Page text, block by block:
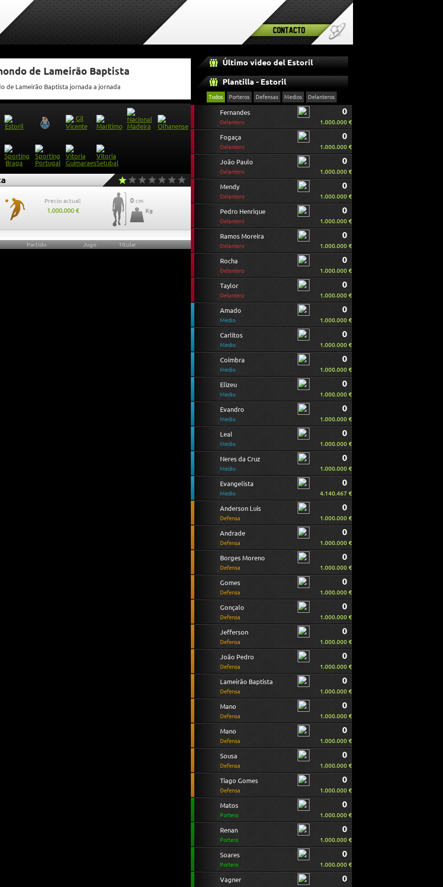
Contacto
de Lameirão Baptista
de Lameirão Baptista jornada a jornada
Precio actual:
1.000.000 €
0 cm
Kg
Partido Jugó Titular
Último video del Estoril
Plantilla - Estoril
Todos Porteros Defensas Medios Delanteros
Fernandes
Delantero
0
1.000.000 €
Fogaça
Delantero
0
1.000.000 €
João Paulo
Delantero
0
1.000.000 €
Mendy
Delantero
0
1.000.000 €
Pedro Henrique
Delantero
0
1.000.000 €
Ramos Moreira
Delantero
0
1.000.000 €
Rocha
Delantero
0
1.000.000 €
Taylor
Delantero
0
1.000.000 €
Amado
Medio
0
1.000.000 €
Carlitos
Medio
0
1.000.000 €
Coimbra
Medio
0
1.000.000 €
Elizeu
Medio
0
1.000.000 €
Evandro
Medio
0
1.000.000 €
Leal
Medio
0
1.000.000 €
Neres da Cruz
Medio
0
1.000.000 €
Evangelista
Medio
0
4.140.467 €
Anderson Luis
Defensa
0
1.000.000 €
Andrade
Defensa
0
1.000.000 €
Borges Moreno
Defensa
0
1.000.000 €
Gomes
Defensa
0
1.000.000 €
Gonçalo
Defensa
0
1.000.000 €
Jefferson
Defensa
0
1.000.000 €
João Pedro
Defensa
0
1.000.000 €
Lameirão Baptista
Defensa
0
1.000.000 €
Mano
Defensa
0
1.000.000 €
Mano
Defensa
0
1.000.000 €
Sousa
Defensa
0
1.000.000 €
Tiago Gomes
Defensa
0
1.000.000 €
Matos
Portero
0
1.000.000 €
Renan
Portero
0
1.000.000 €
Soares
Portero
0
1.000.000 €
Vagner 0